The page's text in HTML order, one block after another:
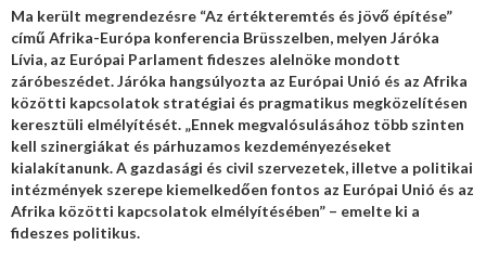
Ma került megrendezésre “Az értékteremtés és jövő építése”
című Afrika-Európa konferencia Brüsszelben, melyen Járóka
Lívia, az Európai Parlament fideszes alelnöke mondott
záróbeszédet. Járóka hangsúlyozta az Európai Unió és az Afrika
közötti kapcsolatok stratégiai és pragmatikus megközelítésen
keresztüli elmélyítését. „Ennek megvalósulásához több szinten
kell szinergiákat és párhuzamos kezdeményezéseket
kialakítanunk. A gazdasági és civil szervezetek, illetve a politikai
intézmények szerepe kiemelkedően fontos az Európai Unió és az
Afrika közötti kapcsolatok elmélyítésében” – emelte ki a
fideszes politikus.